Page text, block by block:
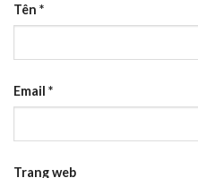
Tên *
Email *
Trang web